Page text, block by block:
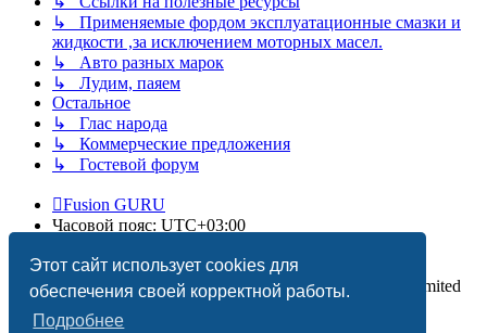
Этот сайт использует cookies для
обеспечения своей корректной работы.
Подробнее
↳ Применяемые фордом эксплуатационные смазки и
жидкости ,за исключением моторных масел.
↳ Авто разных марок
↳ Лудим, паяем
Остальное
↳ Глас народа
↳ Коммерческие предложения
↳ Гостевой форум
Fusion GURU
Часовой пояс: UTC+03:00
Создано на основеphpBB® Forum Software © phpBB Limited